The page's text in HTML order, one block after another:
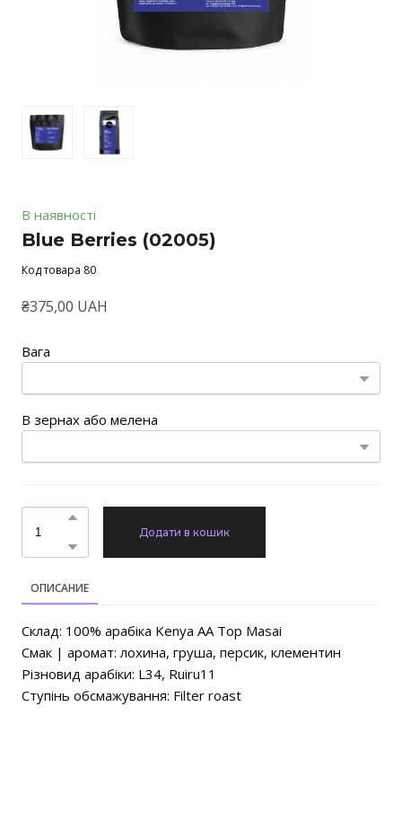
В наявності
Blue Berries (02005)
Код товара 80
₴375,00 UAH
Вага
В зернах або мелена
Додати в кошик
ОПИСАНИЕ
Склад: 100% арабіка Kenya AA Top Masai
Смак | аромат: лохина, груша, персик, клементин
Різновид арабіки: L34, Ruiru11
Ступінь обсмажування: Filter roast